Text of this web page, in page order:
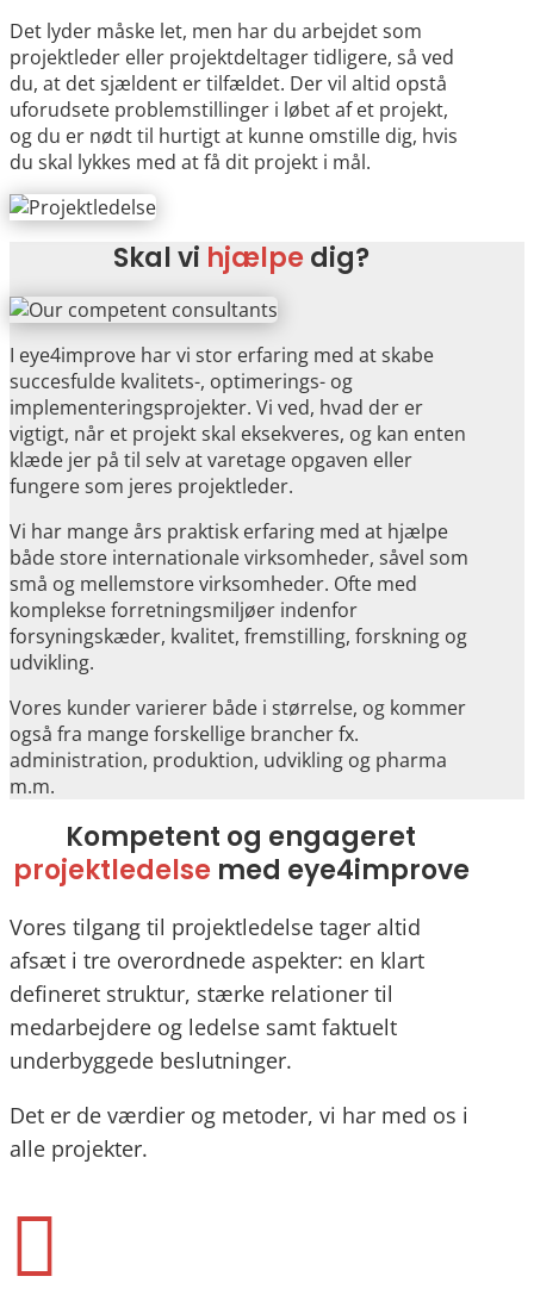
Det lyder måske let, men har du arbejdet som
projektleder eller projektdeltager tidligere, så ved
du, at det sjældent er tilfældet. Der vil altid opstå
uforudsete problemstillinger i løbet af et projekt,
og du er nødt til hurtigt at kunne omstille dig, hvis
du skal lykkes med at få dit projekt i mål.
Skal vi hjælpe dig?
I eye4improve har vi stor erfaring med at skabe
succesfulde kvalitets-, optimerings- og
implementeringsprojekter. Vi ved, hvad der er
vigtigt, når et projekt skal eksekveres, og kan enten
klæde jer på til selv at varetage opgaven eller
fungere som jeres projektleder.
Vi har mange års praktisk erfaring med at hjælpe
både store internationale virksomheder, såvel som
små og mellemstore virksomheder. Ofte med
komplekse forretningsmiljøer indenfor
forsyningskæder, kvalitet, fremstilling, forskning og
udvikling.
Vores kunder varierer både i størrelse, og kommer
også fra mange forskellige brancher fx.
administration, produktion, udvikling og pharma
m.m.
Kompetent og engageret
projektledelse med eye4improve
Vores tilgang til projektledelse tager altid
afsæt i tre overordnede aspekter: en klart
defineret struktur, stærke relationer til
medarbejdere og ledelse samt faktuelt
underbyggede beslutninger.
Det er de værdier og metoder, vi har med os i
alle projekter.
